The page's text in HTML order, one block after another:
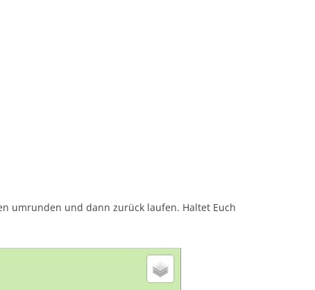
umrunden und dann zurück laufen. Haltet Euch